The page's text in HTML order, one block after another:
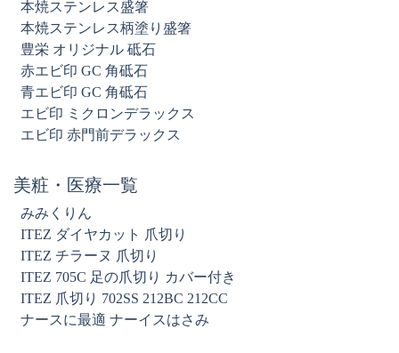
本焼ステンレス盛箸
本焼ステンレス柄塗り盛箸
豊栄 オリジナル 砥石
赤エビ印 GC 角砥石
青エビ印 GC 角砥石
エビ印 ミクロンデラックス
エビ印 赤門前デラックス
美粧・医療一覧
みみくりん
ITEZ ダイヤカット 爪切り
ITEZ チラーヌ 爪切り
ITEZ 705C 足の爪切り カバー付き
ITEZ 爪切り 702SS 212BC 212CC
ナースに最適 ナーイスはさみ